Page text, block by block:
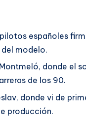
españoles
modelo.
donde el
de los 90.
donde vi de
producción.